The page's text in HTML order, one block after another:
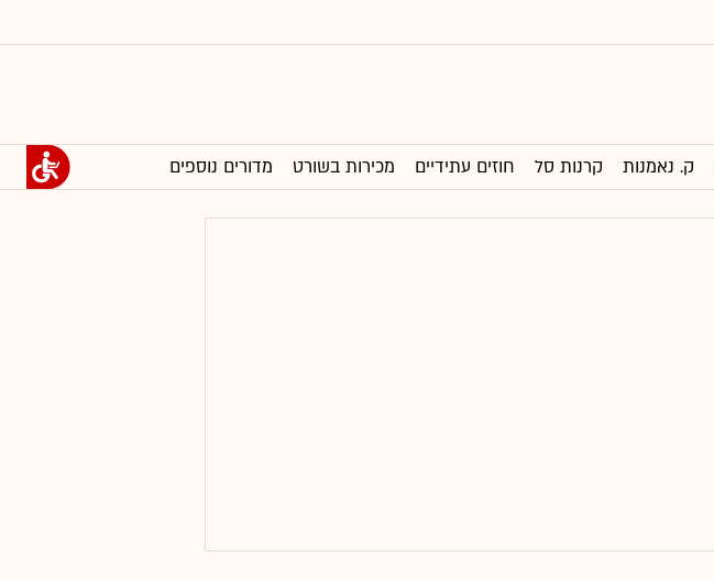
ק. נאמנות קרנות סל חוזים עתידיים מכירות בשורט מדורים נוספים